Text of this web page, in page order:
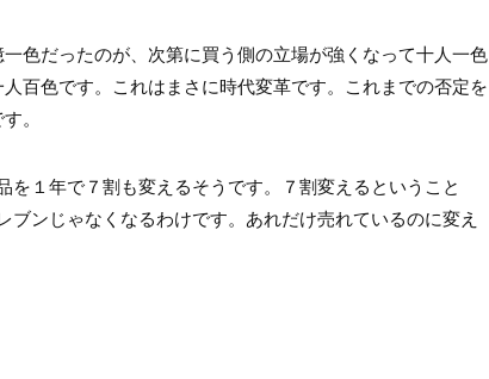
色だったのが、次第に買う側の立場が強くなって十人一色
百色です。これはまさに時代変革です。これまでの否定を
。
１年で７割も変えるそうです。７割変えるということ
ンじゃなくなるわけです。あれだけ売れているのに変え